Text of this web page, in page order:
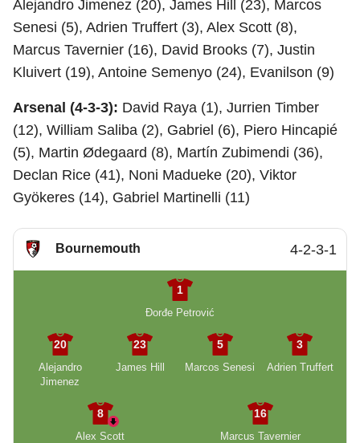
Alejandro Jimenez (20), James Hill (23), Marcos
Senesi (5), Adrien Truffert (3), Alex Scott (8),
Marcus Tavernier (16), David Brooks (7), Justin
Kluivert (19), Antoine Semenyo (24), Evanilson (9)
Arsenal (4-3-3): David Raya (1), Jurrien Timber
(12), William Saliba (2), Gabriel (6), Piero Hincapié
(5), Martin Ødegaard (8), Martín Zubimendi (36),
Declan Rice (41), Noni Madueke (20), Viktor
Gyökeres (14), Gabriel Martinelli (11)
Bournemouth 4-2-3-1
1
Đorđe Petrović
20
Alejandro
Jimenez
23
James Hill
5
Marcos Senesi
3
Adrien Truffert
8
Alex Scott
16
Marcus Tavernier